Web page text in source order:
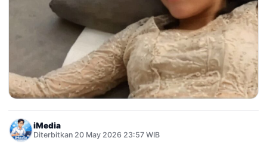
iMedia
Diterbitkan 20 May 2026 23:57 WIB